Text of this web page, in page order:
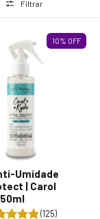
Filtrar
10% OFF
Umidade
| Carol
(125)